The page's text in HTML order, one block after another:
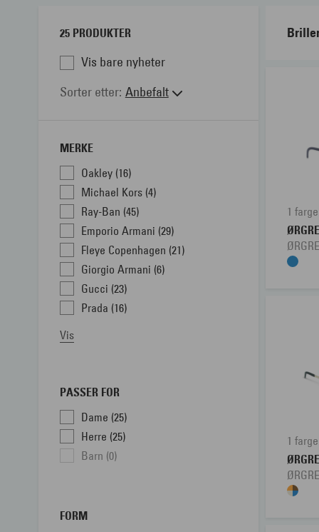
25 PRODUKTER
Vis bare nyheter
Sorter etter Anbefalt
MERKE
Oakley (16)
Michael Kors (4)
Ray-Ban (45)
Emporio Armani (29)
Fleye Copenhagen (21)
Giorgio Armani (6)
Gucci (23)
Prada (16)
Vis
PASSER FOR
Dame (25)
Herre (25)
Barn (0)
FORM
1 farge
1 farge